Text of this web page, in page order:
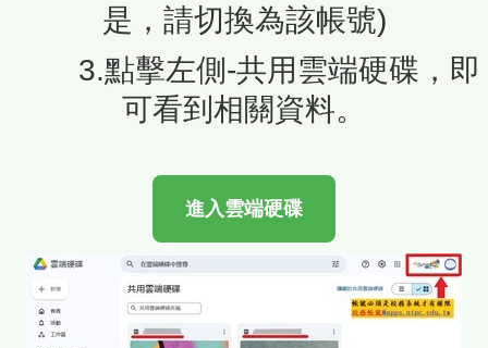
是，請切換為該帳號)
3.點擊左側-共用雲端硬碟，即
可看到相關資料。
進入雲端硬碟